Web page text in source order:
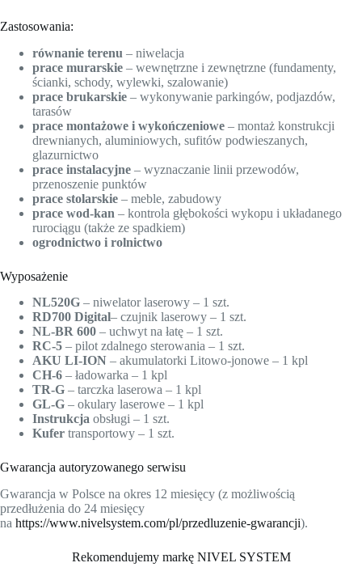
Zastosowania:
równanie terenu – niwelacja
prace murarskie – wewnętrzne i zewnętrzne (fundamenty,
ścianki, schody, wylewki, szalowanie)
prace brukarskie – wykonywanie parkingów, podjazdów,
tarasów
prace montażowe i wykończeniowe – montaż konstrukcji
drewnianych, aluminiowych, sufitów podwieszanych,
glazurnictwo
prace instalacyjne – wyznaczanie linii przewodów,
przenoszenie punktów
prace stolarskie – meble, zabudowy
prace wod-kan – kontrola głębokości wykopu i układanego
rurociągu (także ze spadkiem)
ogrodnictwo i rolnictwo
Wyposażenie
NL520G – niwelator laserowy – 1 szt.
RD700 Digital– czujnik laserowy – 1 szt.
NL-BR 600 – uchwyt na łatę – 1 szt.
RC-5 – pilot zdalnego sterowania – 1 szt.
AKU LI-ION – akumulatorki Litowo-jonowe – 1 kpl
CH-6 – ładowarka – 1 kpl
TR-G – tarczka laserowa – 1 kpl
GL-G – okulary laserowe – 1 kpl
Instrukcja obsługi – 1 szt.
Kufer transportowy – 1 szt.
Gwarancja autoryzowanego serwisu
Gwarancja w Polsce na okres 12 miesięcy (z możliwością
przedłużenia do 24 miesięcy
na https://www.nivelsystem.com/pl/przedluzenie-gwarancji).
Rekomendujemy markę NIVEL SYSTEM